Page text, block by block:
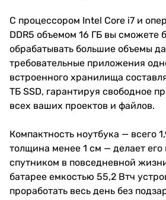
С процессором Intel Core i7 и
DDR5 объемом 16 ГБ вы сможете
обрабатывать большие объемы
требовательные приложения
встроенного хранилища
ТБ SSD, гарантируя свободное
всех ваших проектов и файлов.
Компактность ноутбука — всего
толщина менее 1 см — делает
спутником в повседневной
батарее емкостью 55,2 Втч
проработать весь день без